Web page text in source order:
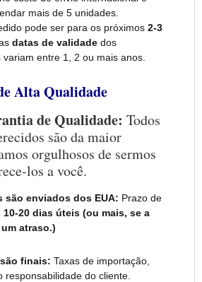
mais de 5 unidades.
pode ser para os próximos 2-3
datas de validade dos
variam entre 1, 2 ou mais anos.
Alta Qualidade
de Qualidade: Todos
são da maior
orgulhosos de sermos
-los a você.
são enviados dos EUA: Prazo de
10-20 dias úteis (ou mais, se a
atraso.)
finais: Taxas de importação,
responsabilidade do cliente.